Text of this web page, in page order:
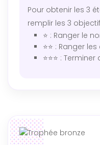
Pour obtenir les 3
remplir les 3
⭐ : Ranger le
⭐⭐ : Ranger
⭐⭐⭐ :